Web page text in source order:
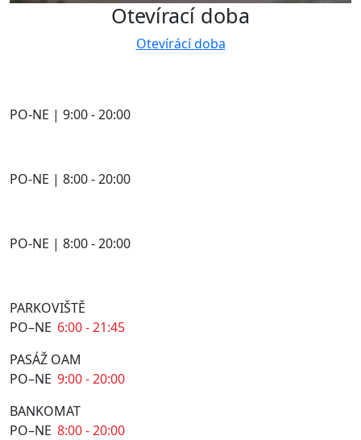
Otevírací doba
Otevírácí doba
PO-NE | 9:00 - 20:00
PO-NE | 8:00 - 20:00
PO-NE | 8:00 - 20:00
PARKOVIŠTĚ
PO–NE 6:00 - 21:45
PASÁŽ OAM
PO–NE 9:00 - 20:00
BANKOMAT
PO–NE 8:00 - 20:00